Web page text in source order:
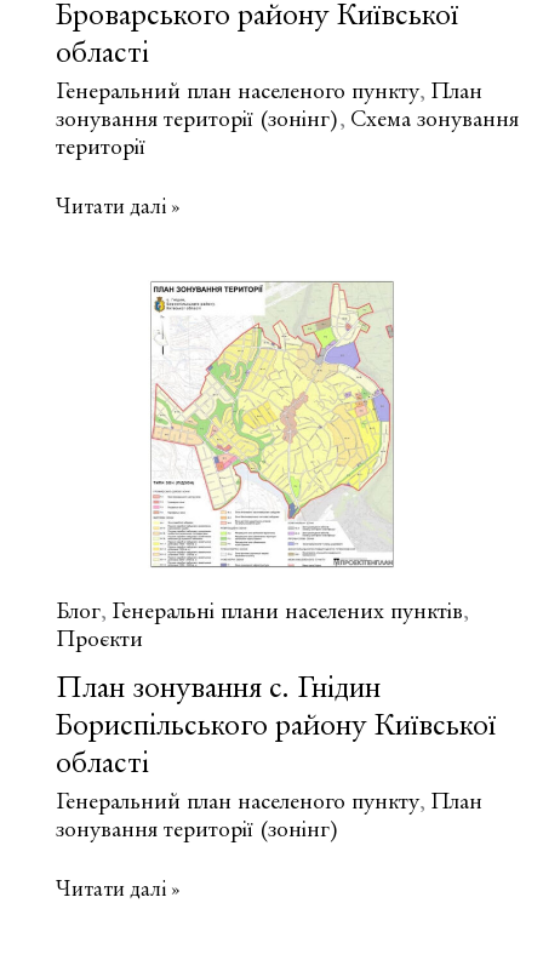
Броварського району Київської
області
Генеральний план населеного пункту, План
зонування території (зонінг), Схема зонування
території
План
Броварського
Читати далі »
Блог, Генеральні плани населених пунктів,
Проєкти
План зонування с. Гнідин
Бориспільського району Київської
області
Генеральний план населеного пункту, План
зонування території (зонінг)
План
Читати далі »